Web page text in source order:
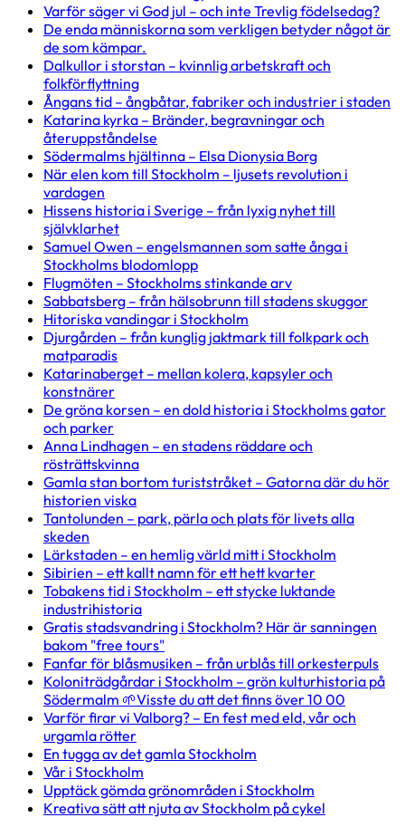
Varför säger vi God jul – och inte Trevlig födelsedag?
De enda människorna som verkligen betyder något är
de som kämpar.
Dalkullor i storstan – kvinnlig arbetskraft och
folkförflyttning
Ångans tid – ångbåtar, fabriker och industrier i staden
Katarina kyrka – Bränder, begravningar och
återuppståndelse
Södermalms hjältinna – Elsa Dionysia Borg
När elen kom till Stockholm – ljusets revolution i
vardagen
Hissens historia i Sverige – från lyxig nyhet till
självklarhet
Samuel Owen – engelsmannen som satte ånga i
Stockholms blodomlopp
Flugmöten – Stockholms stinkande arv
Sabbatsberg – från hälsobrunn till stadens skuggor
Hitoriska vandingar i Stockholm
Djurgården – från kunglig jaktmark till folkpark och
matparadis
Katarinaberget – mellan kolera, kapsyler och
konstnärer
De gröna korsen – en dold historia i Stockholms gator
och parker
Anna Lindhagen – en stadens räddare och
rösträttskvinna
Gamla stan bortom turiststråket – Gatorna där du hör
historien viska
Tantolunden – park, pärla och plats för livets alla
skeden
Lärkstaden – en hemlig värld mitt i Stockholm
Sibirien – ett kallt namn för ett hett kvarter
Tobakens tid i Stockholm – ett stycke luktande
industrihistoria
Gratis stadsvandring i Stockholm? Här är sanningen
bakom "free tours"
Fanfar för blåsmusiken – från urblås till orkesterpuls
Koloniträdgårdar i Stockholm – grön kulturhistoria på
Södermalm 🌱Visste du att det finns över 10 00
Varför firar vi Valborg? – En fest med eld, vår och
urgamla rötter
En tugga av det gamla Stockholm
Vår i Stockholm
Upptäck gömda grönområden i Stockholm
Kreativa sätt att njuta av Stockholm på cykel